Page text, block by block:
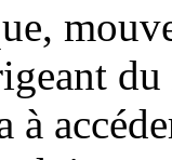
à